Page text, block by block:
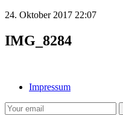
24. Oktober 2017 22:07
IMG_8284
Impressum